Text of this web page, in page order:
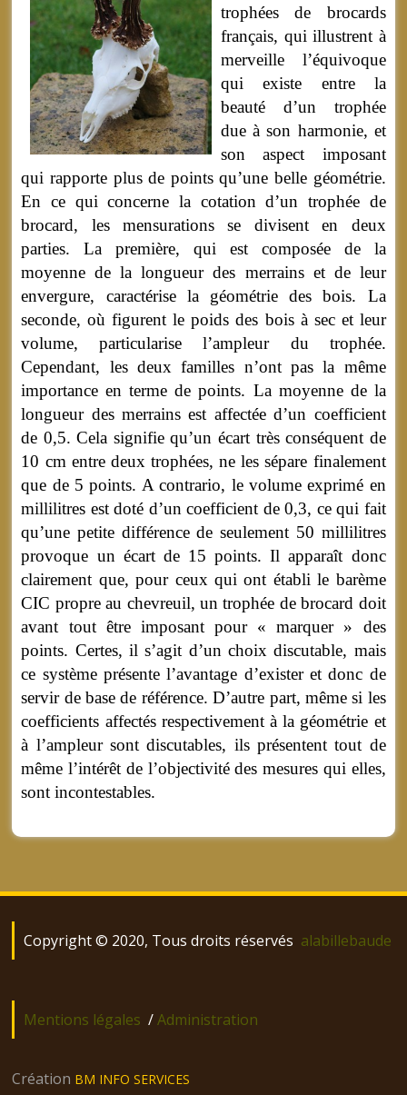
trophées de brocards
français, qui illustrent à
merveille l’équivoque
qui existe entre la
beauté d’un trophée
due à son harmonie, et
son aspect imposant
qui rapporte plus de points qu’une belle géométrie.
En ce qui concerne la cotation d’un trophée de
brocard, les mensurations se divisent en deux
parties. La première, qui est composée de la
moyenne de la longueur des merrains et de leur
envergure, caractérise la géométrie des bois. La
seconde, où figurent le poids des bois à sec et leur
volume, particularise l’ampleur du trophée.
Cependant, les deux familles n’ont pas la même
importance en terme de points. La moyenne de la
longueur des merrains est affectée d’un coefficient
de 0,5. Cela signifie qu’un écart très conséquent de
10 cm entre deux trophées, ne les sépare finalement
que de 5 points. A contrario, le volume exprimé en
millilitres est doté d’un coefficient de 0,3, ce qui fait
qu’une petite différence de seulement 50 millilitres
provoque un écart de 15 points. Il apparaît donc
clairement que, pour ceux qui ont établi le barème
CIC propre au chevreuil, un trophée de brocard doit
avant tout être imposant pour « marquer » des
points. Certes, il s’agit d’un choix discutable, mais
ce système présente l’avantage d’exister et donc de
servir de base de référence. D’autre part, même si les
coefficients affectés respectivement à la géométrie et
à l’ampleur sont discutables, ils présentent tout de
même l’intérêt de l’objectivité des mesures qui elles,
sont incontestables.
Copyright © 2020, Tous droits réservés alabillebaude
Mentions légales /Administration
Création BM INFO SERVICES